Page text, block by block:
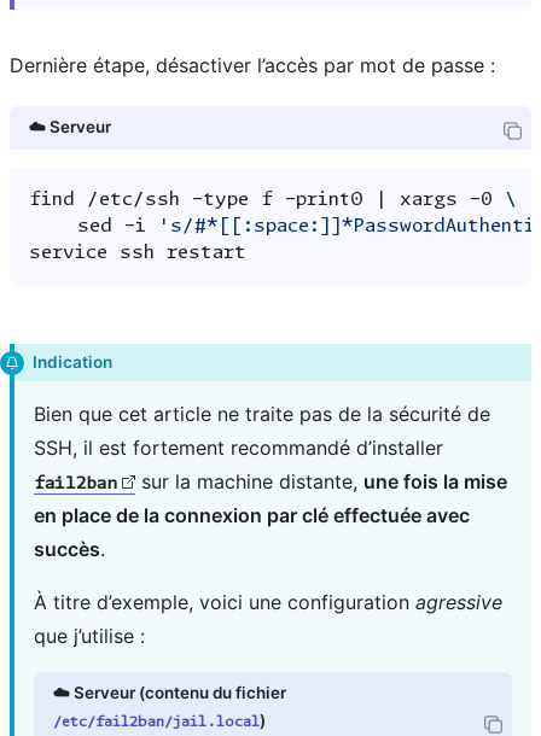
Dernière étape, désactiver l’accès par mot de passe :
☁️ Serveur
find /etc/ssh -type f -print0 xargs -0
\
sed
-i
's/
service
ssh
Indication
Bien que cet article ne traite pas de la sécurité de
SSH, il est fortement recommandé d’installer
fail2ban sur la machine distante, une fois la mise
en place de la connexion par clé effectuée avec
succès.
À titre d’exemple, voici une configuration agressive
que j’utilise :
☁️ Serveur (contenu du fichier
/etc/fail2ban/jail.local)